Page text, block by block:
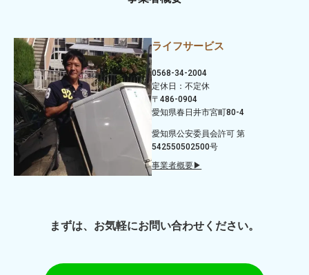
ライフサービス
0568-34-2004
定休日：不定休
〒486-0904
愛知県春日井市宮町80-4
愛知県公安委員会許可 第
542550502500号
事業者概要▶
まずは、お気軽にお問い合わせください。